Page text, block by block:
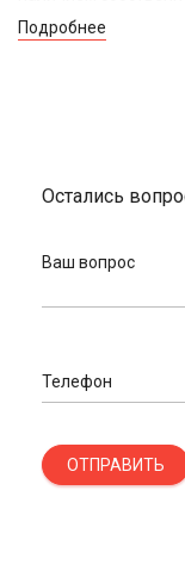
Подробнее
Остались
Ваш вопрос
Телефон
ОТПРАВИТЬ